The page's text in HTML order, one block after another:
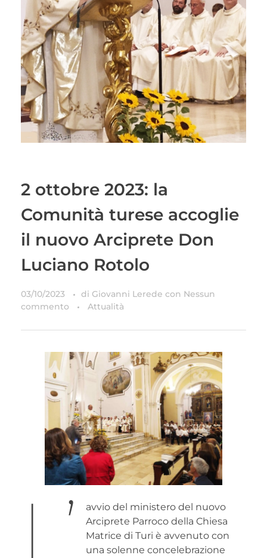
2 ottobre 2023: la
Comunità turese accoglie
il nuovo Arciprete Don
Luciano Rotolo
03/10/2023 di Giovanni Lerede con Nessun
commento
Attualità
L’
avvio del ministero del nuovo
Arciprete Parroco della Chiesa
Matrice di Turi è avvenuto con
una solenne concelebrazione